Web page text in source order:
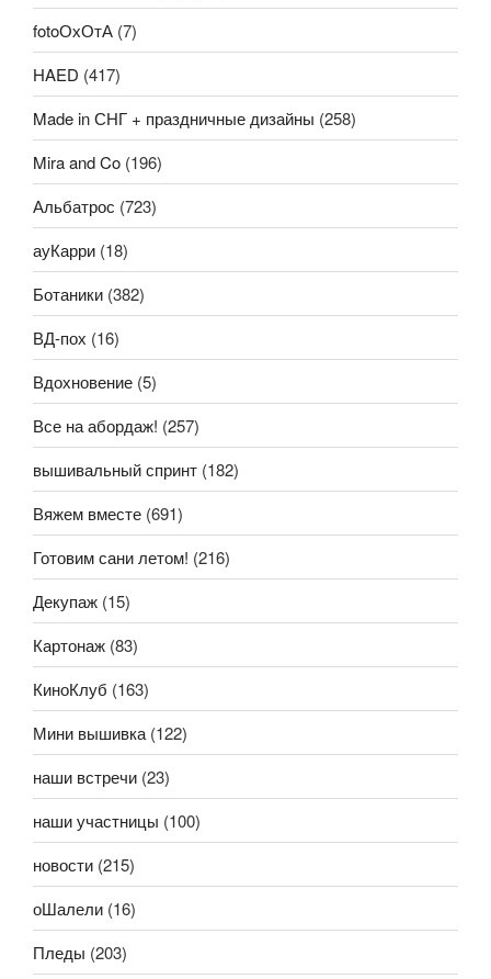
fotoОхОтА (7)
HAED (417)
Made in СНГ + праздничные дизайны (258)
Mira and Co (196)
Альбатрос (723)
ауКарри (18)
Ботаники (382)
ВД-пох (16)
Вдохновение (5)
Все на абордаж! (257)
вышивальный спринт (182)
Вяжем вместе (691)
Готовим сани летом! (216)
Декупаж (15)
Картонаж (83)
КиноКлуб (163)
Мини вышивка (122)
наши встречи (23)
наши участницы (100)
новости (215)
оШалели (16)
Пледы (203)